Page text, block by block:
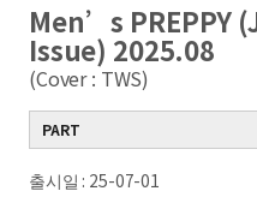
Men’s PREPPY
Issue) 2025.08
(Cover : TWS)
PART
출시일 : 25-07-01